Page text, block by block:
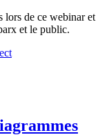
lors de ce webinar et
et le public.